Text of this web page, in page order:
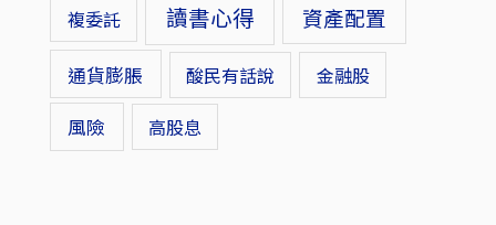
複委託 讀書心得 資產配置
通貨膨脹 酸民有話說 金融股
風險 高股息